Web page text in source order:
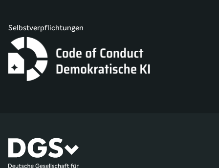
Selbstverpflichtungen